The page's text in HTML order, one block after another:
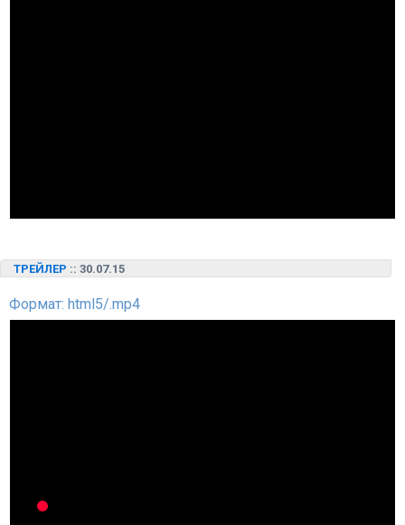
ТРЕЙЛЕР :: 30.07.15
Формат: html5/.mp4